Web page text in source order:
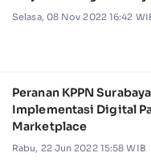
Selasa, 08 Nov 2022 16:42
Peranan KPPN
Implementasi Digital
Marketplace
Rabu, 22 Jun 2022 15:58 WIB